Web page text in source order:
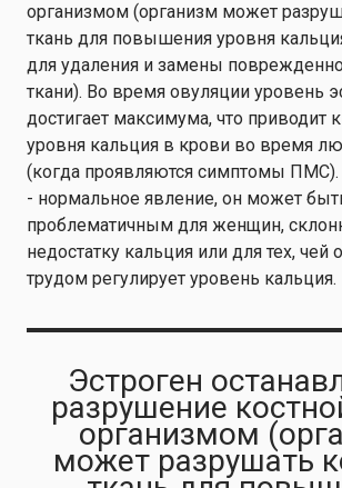
организмом (организм может
ткань для повышения уровня
для удаления и замены
ткани). Во время овуляции уровень
достигает максимума, что приводит
уровня кальция в крови во время
(когда проявляются симптомы ПМС).
- нормальное явление, он может
проблематичным для женщин,
недостатку кальция или для тех, чей
трудом регулирует уровень кальция.
Эстроген
разрушение
организмом
может разрушать